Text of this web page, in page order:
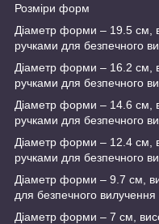
Розміри форм
Діаметр форми – 19.5 см,
ручками для безпечного
Діаметр форми – 16.2 см,
ручками для безпечного
Діаметр форми – 14.6 см,
ручками для безпечного
Діаметр форми – 12.4 см,
ручками для безпечного
Діаметр форми – 9.7 см,
для безпечного вилучення
Діаметр форми – 7 см,